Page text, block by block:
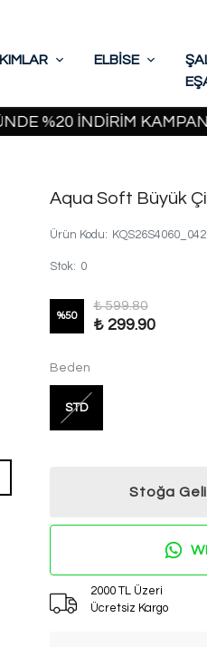
ELBİSE
İNDİRİM KAMPANYASI
Aqua Soft Büyük
Ürün Kodu:
Stok: 0
%50
₺ 599.80
₺ 299.90
Beden
STD
Stoğa
2000 TL Üzeri
Ücretsiz Kargo